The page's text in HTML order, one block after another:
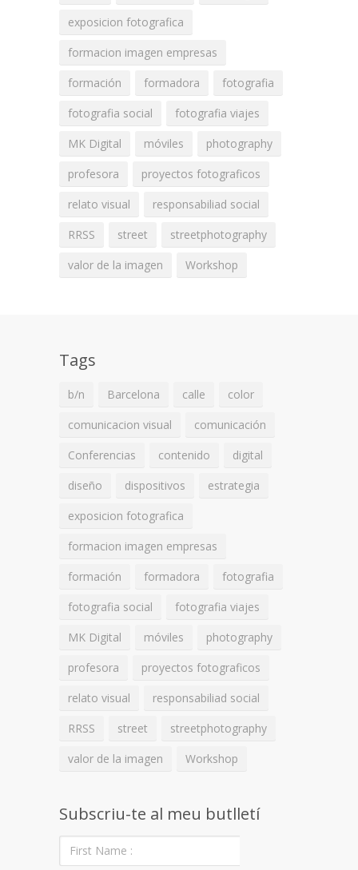
exposicion fotografica
formacion imagen empresas
formación
formadora
fotografia
fotografia social
fotografia viajes
MK Digital
móviles
photography
profesora
proyectos fotograficos
relato visual
responsabiliad social
RRSS
street
streetphotography
valor de la imagen
Workshop
Tags
b/n Barcelona calle
color
comunicacion visual
comunicación
Conferencias
contenido
digital
diseño
dispositivos
estrategia
exposicion fotografica
formacion imagen empresas
formación
formadora
fotografia
fotografia social
fotografia viajes
MK Digital
móviles
photography
profesora
proyectos fotograficos
relato visual
responsabiliad social
RRSS
street
streetphotography
valor de la imagen
Workshop
Subscriu-te al meu butlletí